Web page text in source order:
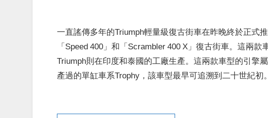
一直謠傳多年的Triumph輕量級復古街車在昨晚終於正式
「Speed 400」和「Scrambler 400 X」復古街車。這兩
Triumph則在印度和泰國的工廠生產。這兩款車型的引擎
產過的單缸車系Trophy，該車型最早可追溯到二十世紀初